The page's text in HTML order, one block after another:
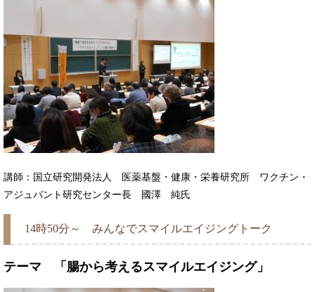
講師：国立研究開発法人 医薬基盤・健康・栄養研究所 ワクチン・
アジュバント研究センター長 國澤 純氏
14時50分～ みんなでスマイルエイジングトーク
テーマ 「腸から考えるスマイルエイジング」